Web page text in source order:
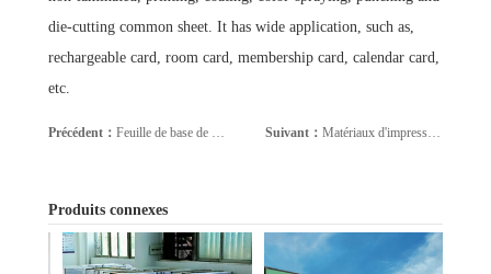
die-cutting common sheet. It has wide application, such as,
rechargeable card, room card, membership card, calendar card,
etc.
Précédent： Feuille de base de carte de crédit PVC Suivant： Matériaux d'impression numérique
Produits connexes